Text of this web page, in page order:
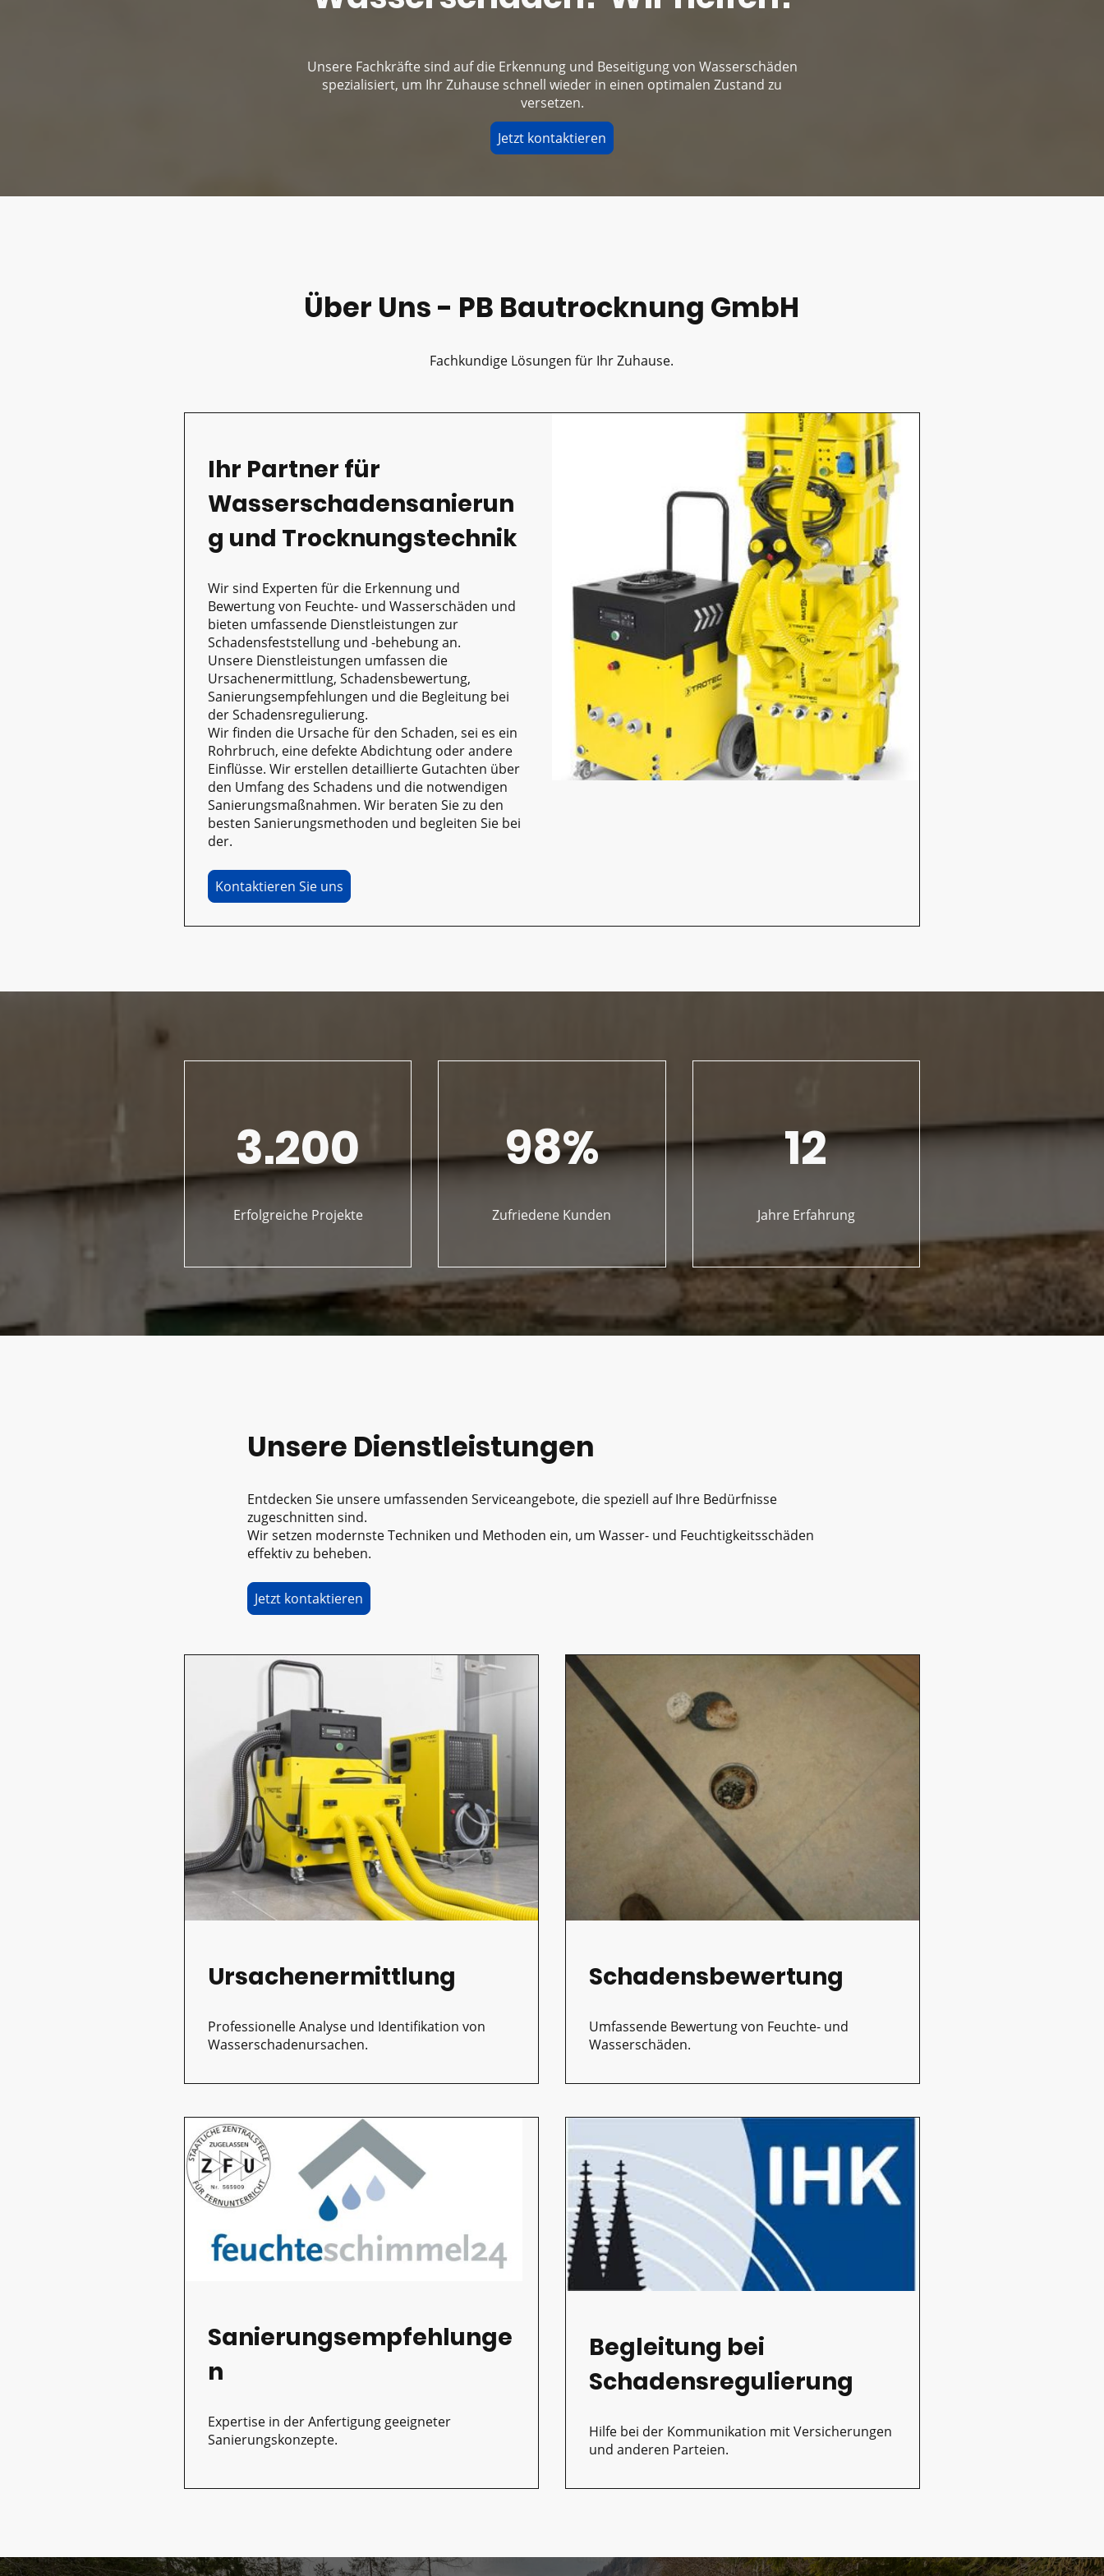
Unsere Fachkräfte sind auf die Erkennung und Beseitigung von Wasserschäden
spezialisiert, um Ihr Zuhause schnell wieder in einen optimalen Zustand zu
versetzen.
Jetzt kontaktieren
Über Uns - PB Bautrocknung GmbH
Fachkundige Lösungen für Ihr Zuhause.
Ihr Partner für
Wasserschadensanierun
g und Trocknungstechnik
Wir sind Experten für die Erkennung und
Bewertung von Feuchte- und Wasserschäden und
bieten umfassende Dienstleistungen zur
Schadensfeststellung und -behebung an.
Unsere Dienstleistungen umfassen die
Ursachenermittlung, Schadensbewertung,
Sanierungsempfehlungen und die Begleitung bei
der Schadensregulierung.
Wir finden die Ursache für den Schaden, sei es ein
Rohrbruch, eine defekte Abdichtung oder andere
Einflüsse. Wir erstellen detaillierte Gutachten über
den Umfang des Schadens und die notwendigen
Sanierungsmaßnahmen. Wir beraten Sie zu den
besten Sanierungsmethoden und begleiten Sie bei
der.
Kontaktieren Sie uns
3.200
Erfolgreiche Projekte
98%
Zufriedene Kunden
12
Jahre Erfahrung
Unsere Dienstleistungen
Entdecken Sie unsere umfassenden Serviceangebote, die speziell auf Ihre Bedürfnisse
zugeschnitten sind.
Wir setzen modernste Techniken und Methoden ein, um Wasser- und Feuchtigkeitsschäden
effektiv zu beheben.
Jetzt kontaktieren
Ursachenermittlung
Professionelle Analyse und Identifikation von
Wasserschadenursachen.
Schadensbewertung
Umfassende Bewertung von Feuchte- und
Wasserschäden.
Sanierungsempfehlunge
n
Expertise in der Anfertigung geeigneter
Sanierungskonzepte.
Begleitung bei
Schadensregulierung
Hilfe bei der Kommunikation mit Versicherungen
und anderen Parteien.